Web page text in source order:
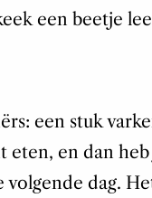
een beetje
een stuk
eten, en dan
dag.